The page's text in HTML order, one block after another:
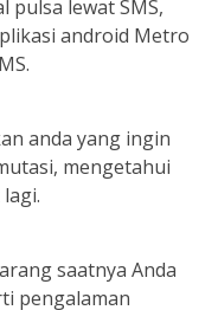
pulsa lewat SMS,
android Metro
anda yang ingin
mengetahui
saatnya Anda
pengalaman